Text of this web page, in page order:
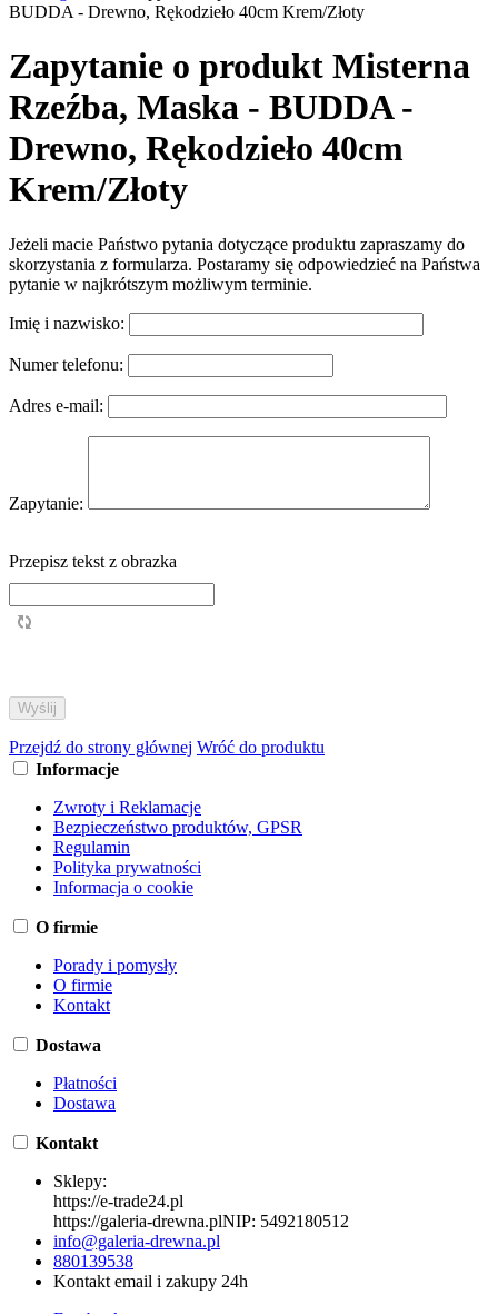
BUDDA - Drewno, Rękodzieło 40cm Krem/Złoty
Zapytanie o produkt Misterna
Rzeźba, Maska - BUDDA -
Drewno, Rękodzieło 40cm
Krem/Złoty
Jeżeli macie Państwo pytania dotyczące produktu zapraszamy do
skorzystania z formularza. Postaramy się odpowiedzieć na Państwa
pytanie w najkrótszym możliwym terminie.
Imię i nazwisko:
Numer telefonu:
Adres e-mail:
Zapytanie:
Przepisz tekst z obrazka
Przejdź do strony głównej Wróć do produktu
Informacje
Zwroty i Reklamacje
Bezpieczeństwo produktów, GPSR
Regulamin
Polityka prywatności
Informacja o cookie
O firmie
Porady i pomysły
O firmie
Kontakt
Dostawa
Płatności
Dostawa
Kontakt
Sklepy:
https://e-trade24.pl
https://galeria-drewna.plNIP: 5492180512
info@galeria-drewna.pl
880139538
Kontakt email i zakupy 24h